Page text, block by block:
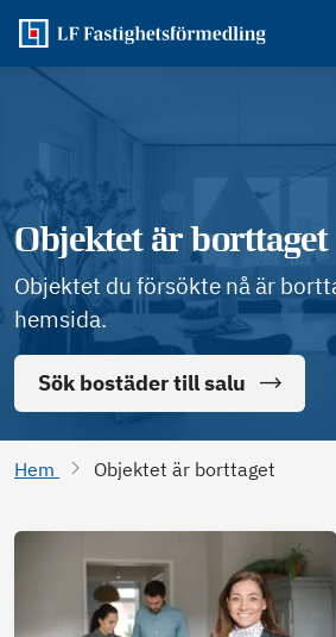
Objektet är borttaget
Objektet du försökte nå är
hemsida.
Sök bostäder till salu
Hem Objektet är borttaget